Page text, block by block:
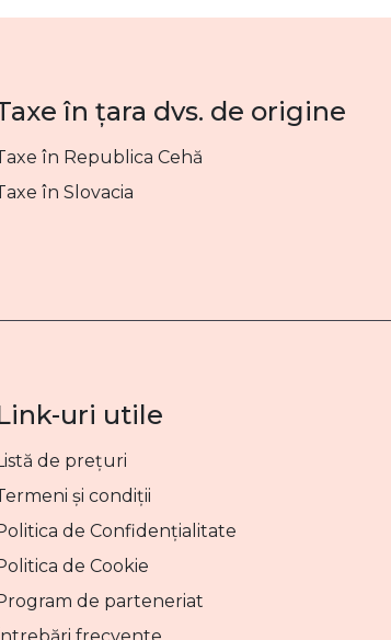
în țara dvs. de origine
în Republica Cehă
în Slovacia
uri utile
de prețuri
și condiții
de Confidențialitate
de Cookie
de parteneriat